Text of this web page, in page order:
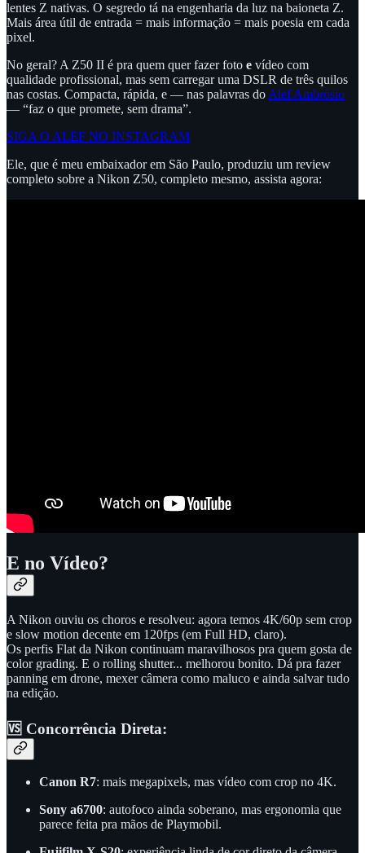
lentes Z nativas. O segredo tá na engenharia da luz na baioneta Z.
Mais área útil de entrada = mais informação = mais poesia em cada
pixel.
No geral? A Z50 II é pra quem quer fazer foto e vídeo com
qualidade profissional, mas sem carregar uma DSLR de três quilos
nas costas. Compacta, rápida, e — nas palavras do Alef Ambrósio
— “faz o que promete, sem drama”.
SIGA O ALEF NO INSTAGRAM
Ele, que é meu embaixador em São Paulo, produziu um review
completo sobre a Nikon Z50, completo mesmo, assista agora:
E no Vídeo?
A Nikon ouviu os choros e resolveu: agora temos 4K/60p sem crop
e slow motion decente em 120fps (em Full HD, claro).
Os perfis Flat da Nikon continuam maravilhosos pra quem gosta de
color grading. E o rolling shutter... melhorou bonito. Dá pra fazer
panning em drone, mexer câmera como maluco e ainda salvar tudo
na edição.
🆚 Concorrência Direta:
Canon R7: mais megapixels, mas vídeo com crop no 4K.
Sony a6700: autofoco ainda soberano, mas ergonomia que
parece feita pra mãos de Playmobil.